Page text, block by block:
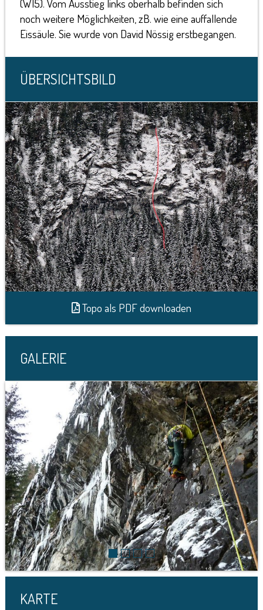
(WI5). Vom Ausstieg links oberhalb befinden sich
noch weitere Möglichkeiten, zB. wie eine auffallende
Eissäule. Sie wurde von David Nössig erstbegangen.
ÜBERSICHTSBILD
Topo als PDF downloaden
GALERIE
KARTE